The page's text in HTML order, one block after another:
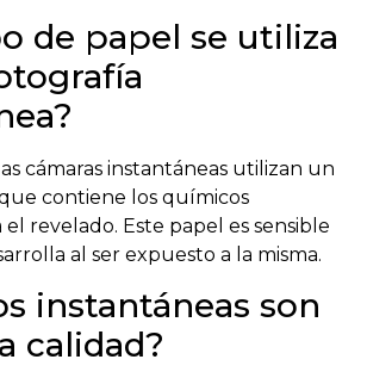
de papel se utiliza
cámaras instantáneas utilizan un
contiene los químicos
el revelado. Este papel es sensible
al ser expuesto a la misma.
instantáneas son
calidad?